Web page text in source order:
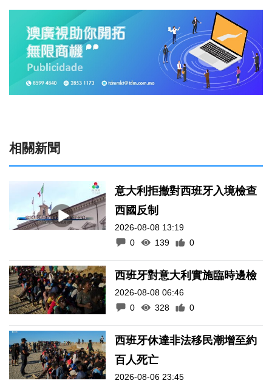
相關新聞
意大利拒撤對西班牙入境檢查
西國反制
2026-08-08 13:19
0
139 0
西班牙對意大利實施臨時邊檢
2026-08-08 06:46
0
328 0
西班牙休達非法移民潮增至約
百人死亡
2026-08-06 23:45